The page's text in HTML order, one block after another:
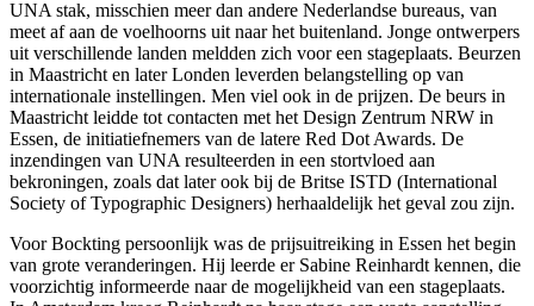
UNA stak, misschien meer dan andere Nederlandse bureaus, van
meet af aan de voelhoorns uit naar het buitenland. Jonge ontwerpers
uit verschillende landen meldden zich voor een stageplaats. Beurzen
in Maastricht en later Londen leverden belangstelling op van
internationale instellingen. Men viel ook in de prijzen. De beurs in
Maastricht leidde tot contacten met het Design Zentrum NRW in
Essen, de initiatiefnemers van de latere Red Dot Awards. De
inzendingen van UNA resulteerden in een stortvloed aan
bekroningen, zoals dat later ook bij de Britse ISTD (International
Society of Typographic Designers) herhaaldelijk het geval zou zijn.
Voor Bockting persoonlijk was de prijsuitreiking in Essen het begin
van grote veranderingen. Hij leerde er Sabine Reinhardt kennen, die
voorzichtig informeerde naar de mogelijkheid van een stageplaats.